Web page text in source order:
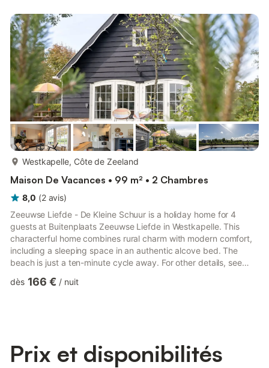
striking landmark offering wonderful views across the coast.
Visit the Polderhuis museum for an enligh...
Westkapelle, Côte de Zeeland
Maison De Vacances • 99 m² • 2 Chambres
8,0 (2 avis)
Zeeuwse Liefde - De Kleine Schuur is a holiday home for 4
guests at Buitenplaats Zeeuwse Liefde in Westkapelle. This
characterful home combines rural charm with modern comfort,
including a sleeping space in an authentic alcove bed. The
beach is just a ten-minute cycle away. For other details, see
landmark offering wonderful views across the coast. Visit the
dès 166 € / nuit
Prix et disponibilités